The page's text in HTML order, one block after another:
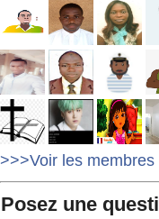
>>>Voir les
Posez une